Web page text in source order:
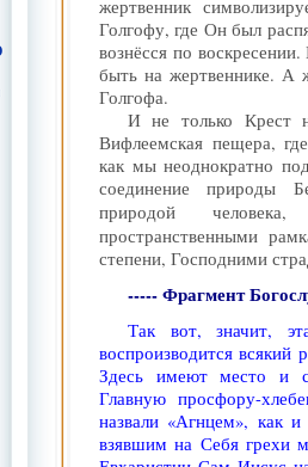
жертвенник
Голгофу, где Он был
вознёсся по
быть на жертвеннике. А
Голгофа.
И не только Крест
Вифлеемская пещера,
как мы неоднократно
соединение природы
природой
пространственными
степени, Господними
----- Фрагмент
Так вот, значит,
воспроизводится
Здесь имеют место и
Главную просфору-
назвали «Агнцем», как
взявшим на Себя грехи